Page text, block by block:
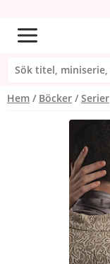
Hem Böcker Serier